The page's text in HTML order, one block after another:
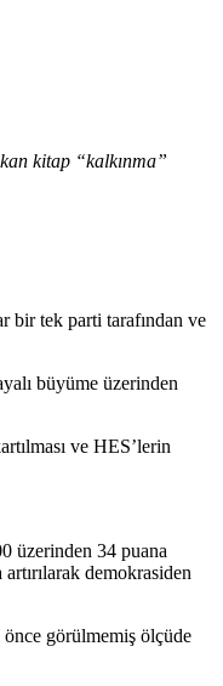
kitap “kalkınma”
bir tek parti tarafından ve
büyüme üzerinden
ve HES’lerin
üzerinden 34 puana
demokrasiden
görülmemiş ölçüde